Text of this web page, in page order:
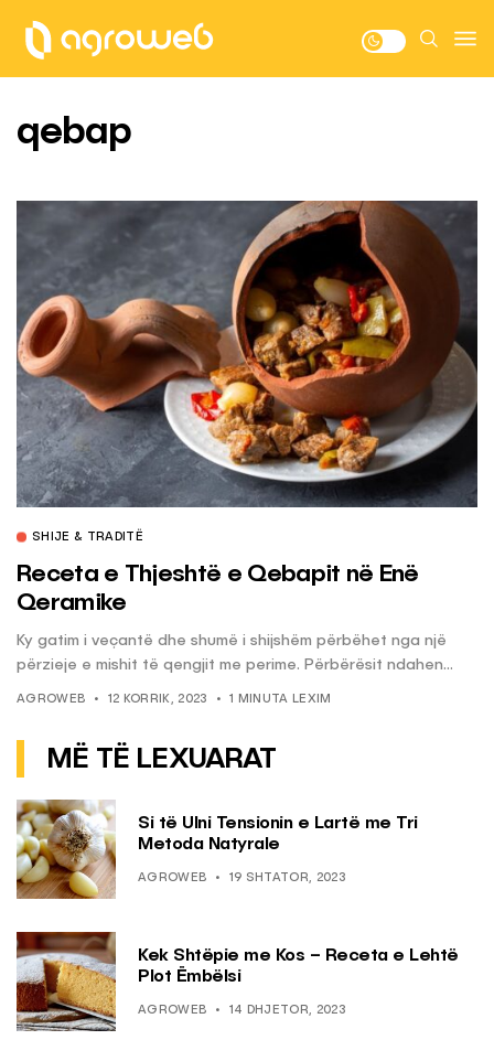
qebap
SHIJE & TRADITË
Receta e Thjeshtë e Qebapit në Enë
Qeramike
Ky gatim i veçantë dhe shumë i shijshëm përbëhet nga një
përzieje e mishit të qengjit me perime. Përbërësit ndahen...
AGROWEB 12 KORRIK, 2023 1 MINUTA LEXIM
MË TË LEXUARAT
Si të Ulni Tensionin e Lartë me Tri
Metoda Natyrale
AGROWEB 19 SHTATOR, 2023
Kek Shtëpie me Kos – Receta e Lehtë
Plot Ëmbëlsi
AGROWEB 14 DHJETOR, 2023